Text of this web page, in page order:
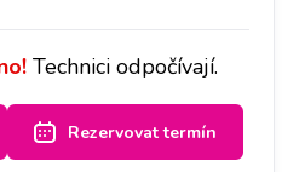
Technici odpočívají.
Rezervovat termín